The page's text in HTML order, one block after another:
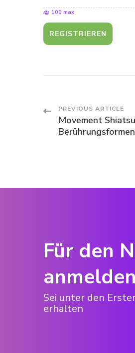
100 max
REGISTRIEREN
Post
Navigation
PREVIOUS ARTICLE
Movement
Berührungsformen
Für den
anmelden
Sei unter den
erhalten